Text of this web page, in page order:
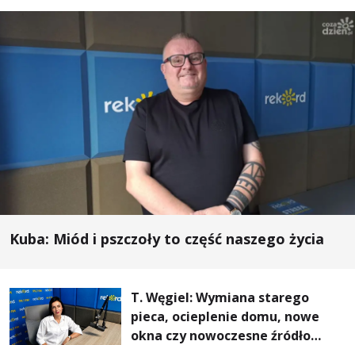
Kuba: Miód i pszczoły to część naszego życia
T. Węgiel: Wymiana starego
pieca, ocieplenie domu, nowe
okna czy nowoczesne źródło